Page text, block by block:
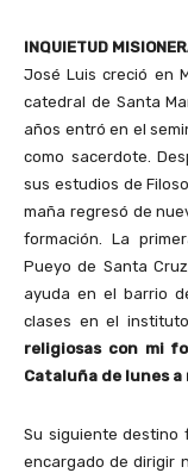
INQUIETUD
José Luis creció en
catedral de Santa
años entró en el
como sacerdote.
sus estudios de
maña regresó de
formación. La
Pueyo de Santa
ayuda en el barrio
clases en el
religiosas con mi
Cataluña de lunes a
Su siguiente destino
encargado de dirigir